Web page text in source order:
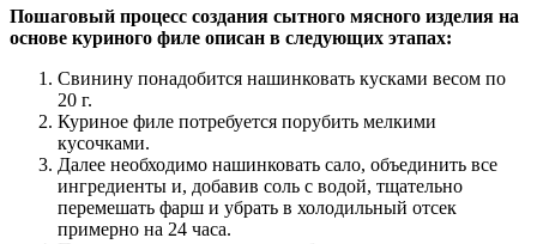
Пошаговый процесс создания сытного мясного изделия на
основе куриного филе описан в следующих этапах:
Свинину понадобится нашинковать кусками весом по
20 г.
Куриное филе потребуется порубить мелкими
кусочками.
Далее необходимо нашинковать сало, объединить все
ингредиенты и, добавив соль с водой, тщательно
перемешать фарш и убрать в холодильный отсек
примерно на 24 часа.